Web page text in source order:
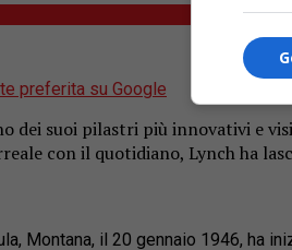
preferita su Google
dei suoi pilastri più innovativi e
conil quotidiano, Lynchha
Montana, il 20 gennaio 1946, ha